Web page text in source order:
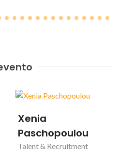
PREFERENZE
Xenia
Paschopoulou
Talent & Recruitment